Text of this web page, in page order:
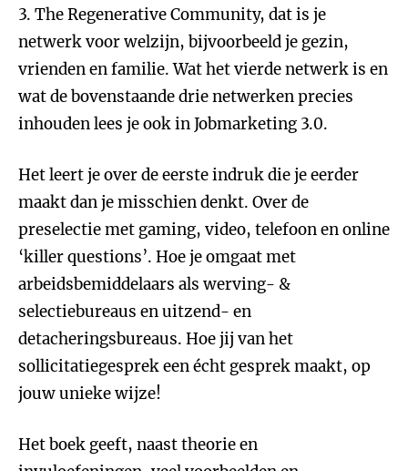
3. The Regenerative Community, dat is je
netwerk voor welzijn, bijvoorbeeld je gezin,
vrienden en familie. Wat het vierde netwerk is en
wat de bovenstaande drie netwerken precies
inhouden lees je ook in Jobmarketing 3.0.
Het leert je over de eerste indruk die je eerder
maakt dan je misschien denkt. Over de
preselectie met gaming, video, telefoon en online
‘killer questions’. Hoe je omgaat met
arbeidsbemiddelaars als werving- &
selectiebureaus en uitzend- en
detacheringsbureaus. Hoe jij van het
sollicitatiegesprek een écht gesprek maakt, op
jouw unieke wijze!
Het boek geeft, naast theorie en